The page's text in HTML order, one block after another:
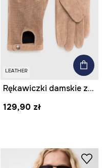
LEATHER
Rękawiczki damskie zamszowe kolor beżowy
129,90 zł